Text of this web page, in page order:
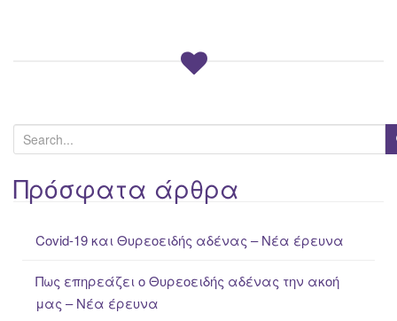
e
a
rΠρόσφατα άρθρα
Covid-19 και Θυρεοειδής αδένας – Νέα έρευνα
Πως επηρεάζει ο Θυρεοειδής αδένας την ακοή
μας – Νέα έρευνα